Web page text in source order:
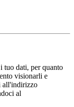
tuo dati, per quanto
visionarli e
all'indirizzo
al